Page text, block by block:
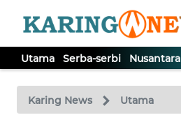
Utama Serba-serbi Nusantara
Karing News Utama
TV
Tutup